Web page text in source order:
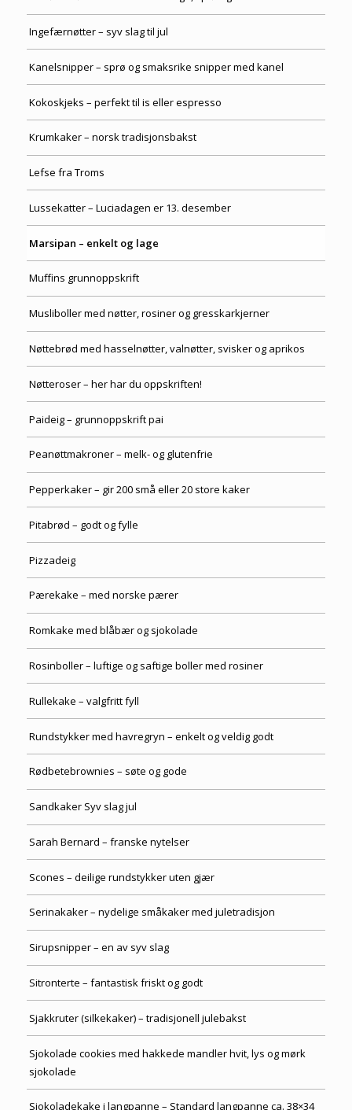
Ingefærnøtter – syv slag til jul
Kanelsnipper – sprø og smaksrike snipper med kanel
Kokoskjeks – perfekt til is eller espresso
Krumkaker – norsk tradisjonsbakst
Lefse fra Troms
Lussekatter – Luciadagen er 13. desember
Marsipan – enkelt og lage
Muffins grunnoppskrift
Musliboller med nøtter, rosiner og gresskarkjerner
Nøttebrød med hasselnøtter, valnøtter, svisker og aprikos
Nøtteroser – her har du oppskriften!
Paideig – grunnoppskrift pai
Peanøttmakroner – melk- og glutenfrie
Pepperkaker – gir 200 små eller 20 store kaker
Pitabrød – godt og fylle
Pizzadeig
Pærekake – med norske pærer
Romkake med blåbær og sjokolade
Rosinboller – luftige og saftige boller med rosiner
Rullekake – valgfritt fyll
Rundstykker med havregryn – enkelt og veldig godt
Rødbetebrownies – søte og gode
Sandkaker Syv slag jul
Sarah Bernard – franske nytelser
Scones – deilige rundstykker uten gjær
Serinakaker – nydelige småkaker med juletradisjon
Sirupsnipper – en av syv slag
Sitronterte – fantastisk friskt og godt
Sjakkruter (silkekaker) – tradisjonell julebakst
Sjokolade cookies med hakkede mandler hvit, lys og mørk
sjokolade
Sjokoladekake i langpanne – Standard langpanne ca. 38×34